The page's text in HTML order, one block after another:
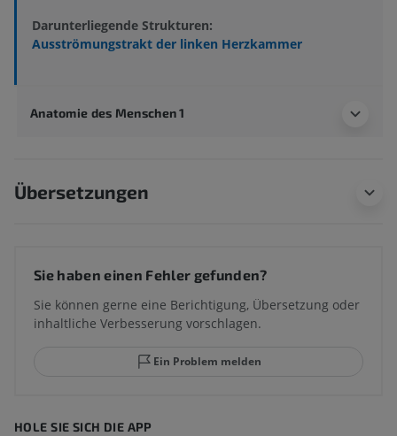
Darunterliegende Strukturen:
Ausströmungstrakt der linken Herzkammer
Anatomie des Menschen 1
Übersetzungen
Sie haben einen Fehler gefunden?
Sie können gerne eine Berichtigung, Übersetzung oder
inhaltliche Verbesserung vorschlagen.
Ein Problem melden
HOLE SIE SICH DIE APP